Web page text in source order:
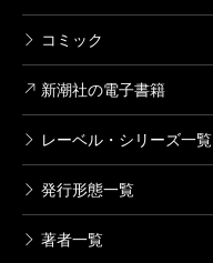
コミック
新潮社の電子書籍
レーベル・シリーズ一覧
発行形態一覧
著者一覧